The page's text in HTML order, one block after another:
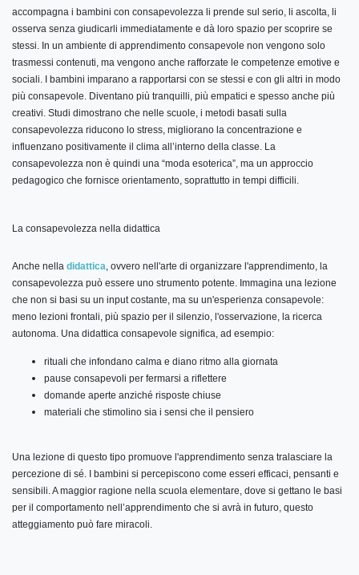
accompagna i bambini con consapevolezza li prende sul serio, li ascolta, li
osserva senza giudicarli immediatamente e dà loro spazio per scoprire se
stessi. In un ambiente di apprendimento consapevole non vengono solo
trasmessi contenuti, ma vengono anche rafforzate le competenze emotive e
sociali. I bambini imparano a rapportarsi con se stessi e con gli altri in modo
più consapevole. Diventano più tranquilli, più empatici e spesso anche più
creativi. Studi dimostrano che nelle scuole, i metodi basati sulla
consapevolezza riducono lo stress, migliorano la concentrazione e
influenzano positivamente il clima all’interno della classe. La
consapevolezza non è quindi una “moda esoterica”, ma un approccio
pedagogico che fornisce orientamento, soprattutto in tempi difficili.
La consapevolezza nella didattica
Anche nella didattica, ovvero nell'arte di organizzare l'apprendimento, la
consapevolezza può essere uno strumento potente. Immagina una lezione
che non si basi su un input costante, ma su un'esperienza consapevole:
meno lezioni frontali, più spazio per il silenzio, l'osservazione, la ricerca
autonoma. Una didattica consapevole significa, ad esempio:
rituali che infondano calma e diano ritmo alla giornata
pause consapevoli per fermarsi a riflettere
domande aperte anziché risposte chiuse
materiali che stimolino sia i sensi che il pensiero
Una lezione di questo tipo promuove l'apprendimento senza tralasciare la
percezione di sé. I bambini si percepiscono come esseri efficaci, pensanti e
sensibili. A maggior ragione nella scuola elementare, dove si gettano le basi
per il comportamento nell’apprendimento che si avrà in futuro, questo
atteggiamento può fare miracoli.